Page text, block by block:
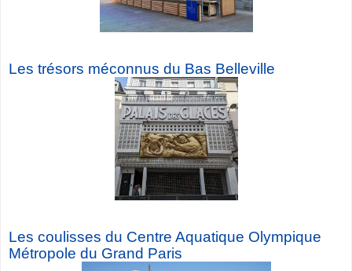
Les trésors méconnus du Bas Belleville
Les coulisses du Centre Aquatique Olympique
Métropole du Grand Paris